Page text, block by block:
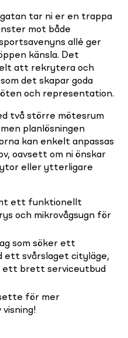
tar ni er en trappa
mot både
allé ger
känsla. Det
att rekrytera och
det skapar goda
och representation.
två större mötesrum
planlösningen
kan enkelt anpassas
oavsett om ni önskar
eller ytterligare
ett funktionellt
och mikrovågsugn för
som söker ett
svårslaget cityläge,
ett brett serviceutbud
för mer